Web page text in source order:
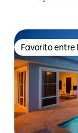
Favorito entre
Favorito entre